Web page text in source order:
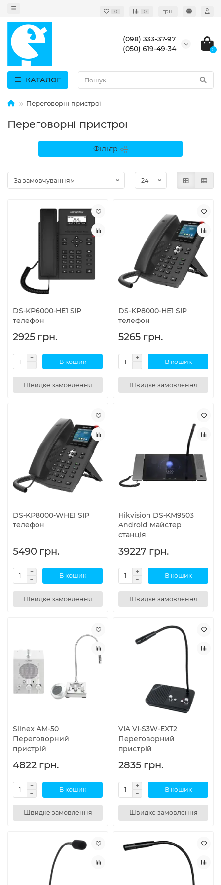
0 0 грн.
(098) 333-37-97
(050) 619-49-34
0
КАТАЛОГ
Переговорні пристрої
Переговорні пристрої
Фільтр
DS-KP6000-HE1 SIP
телефон
2925 грн.
В кошик
Швидке замовлення
DS-KP8000-HE1 SIP
телефон
5265 грн.
В кошик
Швидке замовлення
DS-KP8000-WHE1 SIP
телефон
5490 грн.
В кошик
Швидке замовлення
Hikvision DS-KM9503
Android Майстер
станція
39227 грн.
В кошик
Швидке замовлення
Slinex AM-50
Переговорний
пристрій
4822 грн.
В кошик
Швидке замовлення
VIA VI-S3W-EXT2
Переговорний
пристрій
2835 грн.
В кошик
Швидке замовлення